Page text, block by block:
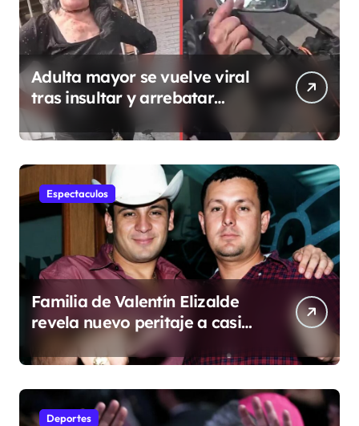
Adulta mayor se vuelve viral
tras insultar y arrebatar
celular a repartidor
Espectaculos
Familia de Valentín Elizalde
revela nuevo peritaje a casi
20 años de su homîcîdîo
Deportes